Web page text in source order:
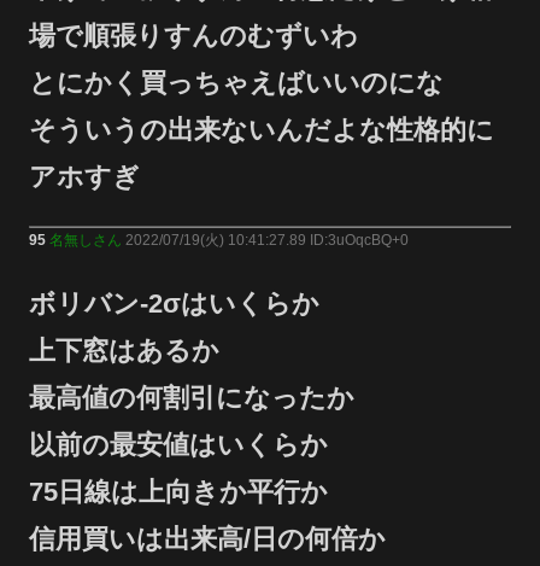
場で順張りすんのむずいわ
とにかく買っちゃえばいいのにな
そういうの出来ないんだよな性格的に
アホすぎ
95 名無しさん 2022/07/19(火) 10:41:27.89 ID:3uOqcBQ+0
ボリバン-2σはいくらか
上下窓はあるか
最高値の何割引になったか
以前の最安値はいくらか
75日線は上向きか平行か
信用買いは出来高/日の何倍か